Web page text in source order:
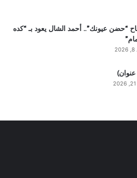
“حضن عيونك”.. أحمد الشال يعود بـ “كده